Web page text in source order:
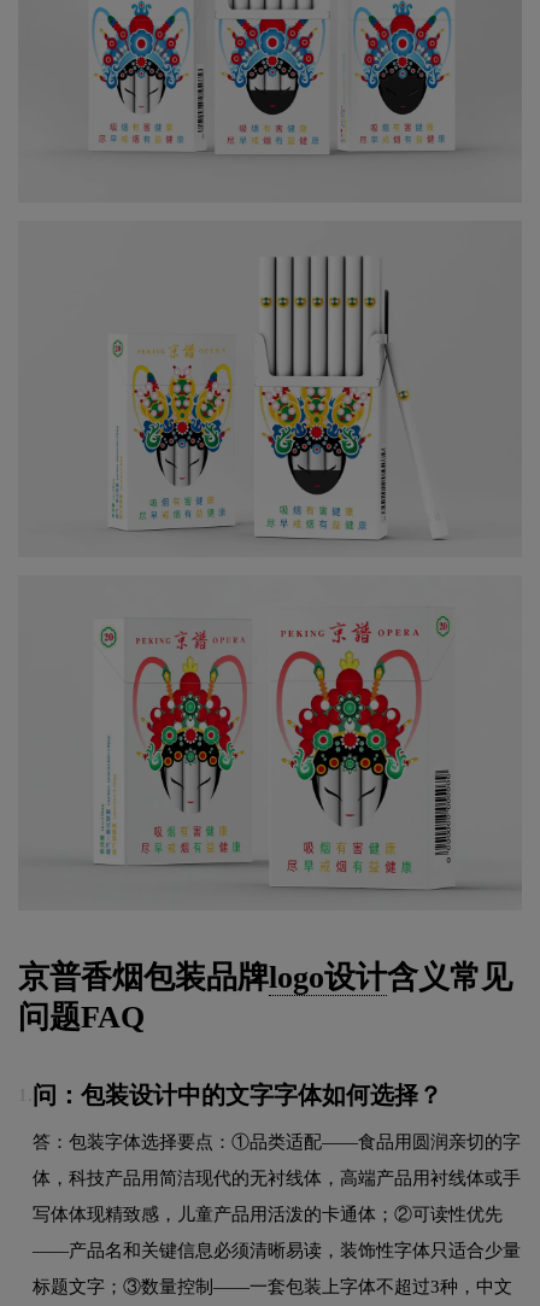
京普香烟包装品牌logo设计含义常见
问题FAQ
问：包装设计中的文字字体如何选择？
答：包装字体选择要点：①品类适配——食品用圆润亲切的字
体，科技产品用简洁现代的无衬线体，高端产品用衬线体或手
写体体现精致感，儿童产品用活泼的卡通体；②可读性优先
——产品名和关键信息必须清晰易读，装饰性字体只适合少量
标题文字；③数量控制——一套包装上字体不超过3种，中文